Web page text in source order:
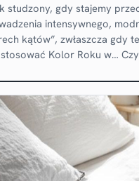
studzony, gdy stajemy
intensywnego,
kątów”, zwłaszcza gdy
Kolor Roku w…